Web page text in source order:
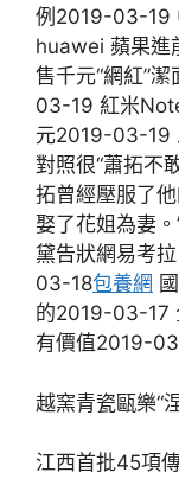
例2019-03-19
huawei 蘋果進
售千元“網紅”
03-19 紅米
元2019-03-19
對照很“蕭拓不
拓曾經壓服了
娶了花姐為妻
黛告狀網易考拉
03-18包養網
的2019-03-17
有價值2019-
越窯青瓷甌樂“
江西首批45項